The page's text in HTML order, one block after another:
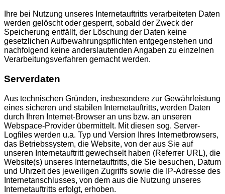
Ihre bei Nutzung unseres Internetauftritts verarbeiteten Daten
werden gelöscht oder gesperrt, sobald der Zweck der
Speicherung entfällt, der Löschung der Daten keine
gesetzlichen Aufbewahrungspflichten entgegenstehen und
nachfolgend keine anderslautenden Angaben zu einzelnen
Verarbeitungsverfahren gemacht werden.
Serverdaten
Aus technischen Gründen, insbesondere zur Gewährleistung
eines sicheren und stabilen Internetauftritts, werden Daten
durch Ihren Internet-Browser an uns bzw. an unseren
Webspace-Provider übermittelt. Mit diesen sog. Server-
Logfiles werden u.a. Typ und Version Ihres Internetbrowsers,
das Betriebssystem, die Website, von der aus Sie auf
unseren Internetauftritt gewechselt haben (Referrer URL), die
Website(s) unseres Internetauftritts, die Sie besuchen, Datum
und Uhrzeit des jeweiligen Zugriffs sowie die IP-Adresse des
Internetanschlusses, von dem aus die Nutzung unseres
Internetauftritts erfolgt, erhoben.